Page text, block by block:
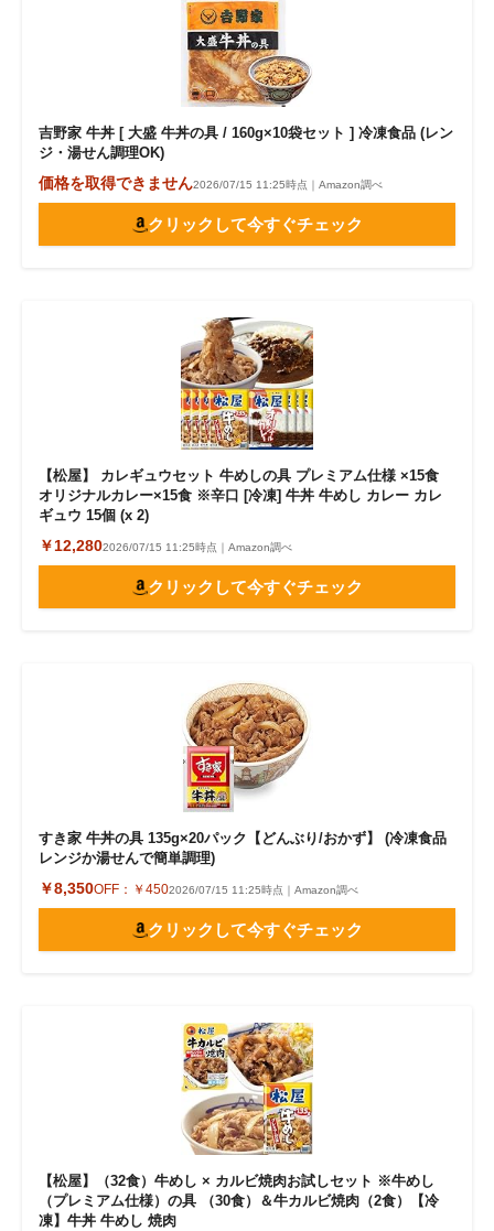
吉野家 牛丼 [ 大盛 牛丼の具 / 160g×10袋セット ] 冷凍食品 (レン
ジ・湯せん調理OK)
価格を取得できません2026/07/15 11:25時点｜Amazon調べ
クリックして今すぐチェック
【松屋】 カレギュウセット 牛めしの具 プレミアム仕様 ×15食
オリジナルカレー×15食 ※辛口 [冷凍] 牛丼 牛めし カレー カレ
ギュウ 15個 (x 2)
￥12,2802026/07/15 11:25時点｜Amazon調べ
クリックして今すぐチェック
すき家 牛丼の具 135g×20パック【どんぶり/おかず】 (冷凍食品
レンジか湯せんで簡単調理)
￥8,350OFF： ￥4502026/07/15 11:25時点｜Amazon調べ
クリックして今すぐチェック
【松屋】（32食）牛めし × カルビ焼肉お試しセット ※牛めし
（プレミアム仕様）の具 （30食）＆牛カルビ焼肉（2食）【冷
凍】牛丼 牛めし 焼肉